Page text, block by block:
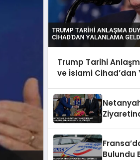
Trump Tarihi
ve İslami
Bulundu